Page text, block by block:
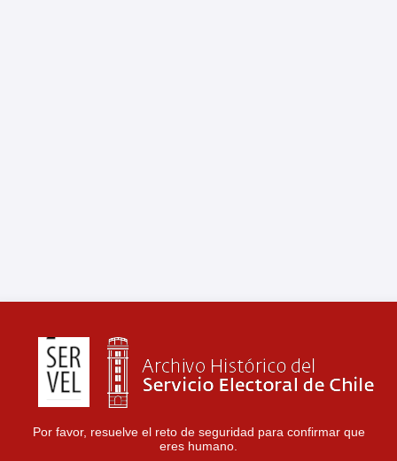
Por favor, resuelve el reto de seguridad para confirmar que
eres humano.